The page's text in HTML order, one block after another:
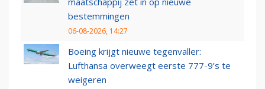
bestemmingen
06-08-2026, 14:27
Boeing krijgt nieuwe tegenvaller:
Lufthansa overweegt eerste 777-9’s te
weigeren